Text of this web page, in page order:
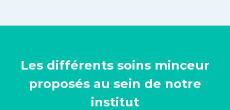
Les différents soins minceur
proposés au sein de notre
institut